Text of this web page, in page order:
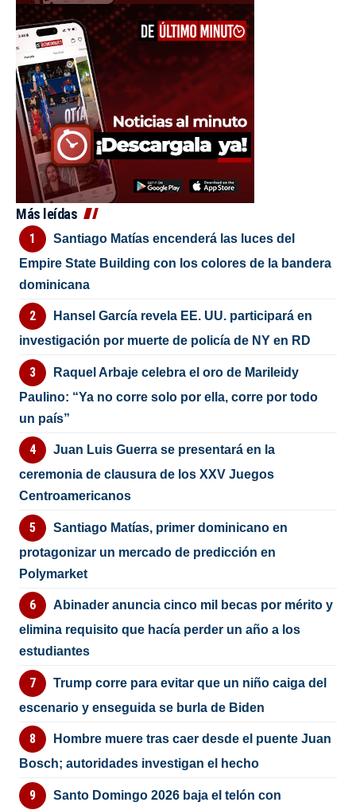
Más leídas
Santiago Matías encenderá las luces del
Empire State Building con los colores de la bandera
dominicana
Hansel García revela EE. UU. participará en
investigación por muerte de policía de NY en RD
Raquel Arbaje celebra el oro de Marileidy
Paulino: “Ya no corre solo por ella, corre por todo
un país”
Juan Luis Guerra se presentará en la
ceremonia de clausura de los XXV Juegos
Centroamericanos
Santiago Matías, primer dominicano en
protagonizar un mercado de predicción en
Polymarket
Abinader anuncia cinco mil becas por mérito y
elimina requisito que hacía perder un año a los
estudiantes
Trump corre para evitar que un niño caiga del
escenario y enseguida se burla de Biden
Hombre muere tras caer desde el puente Juan
Bosch; autoridades investigan el hecho
Santo Domingo 2026 baja el telón con